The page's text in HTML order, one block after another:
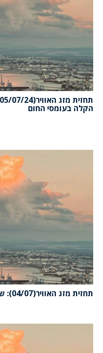
הקלה בעומסי החום
תחזית מזג האוויר(04/07): שרבי וחם, הקלה בחום בסופ"ש